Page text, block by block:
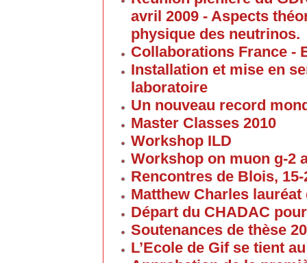
avril 2009 - Aspects
physique des neutrinos.
Collaborations France -
Installation et mise en
laboratoire
Un nouveau record
Master Classes 2010
Workshop ILD
Workshop on muon g-2
Rencontres de Blois,
Matthew Charles
Départ du CHADAC
Soutenances de thèse
L’Ecole de Gif se tient